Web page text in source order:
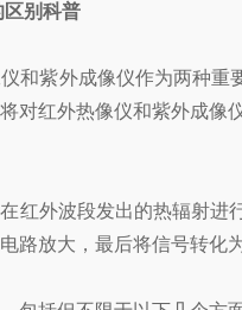
区别科普
紫外成像仪作为两种重
对红外热像仪和紫外成像
外波段发出的热辐射进
路放大，最后将信号转